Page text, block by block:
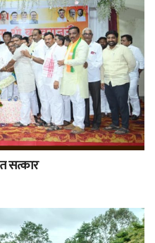
सत्कार